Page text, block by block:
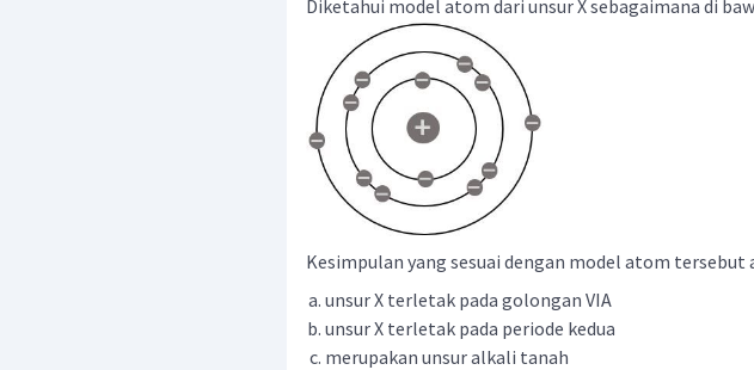
Diketahui model atom dari unsur X sebagaimana di
Kesimpulan yang sesuai dengan model atom tersebut
unsur X terletak pada golongan VIA
unsur X terletak pada periode kedua
merupakan unsur alkali tanah